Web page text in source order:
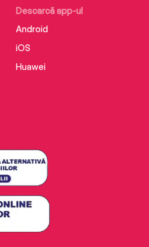
Descarcă app-ul
Android
iOS
Huawei